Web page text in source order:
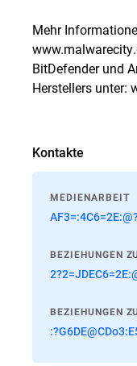
Mehr
BitDefender und
Herstellers unter:
Kontakte
MEDIENARBEIT
BEZIEHUNGEN
BEZIEHUNGEN